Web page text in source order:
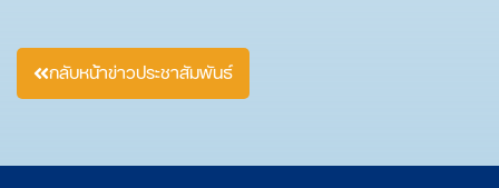
กลับหน้าข่าวประชาสัมพันธ์